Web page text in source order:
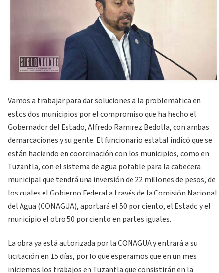
Vamos a trabajar para dar soluciones a la problemática en
estos dos municipios por el compromiso que ha hecho el
Gobernador del Estado, Alfredo Ramírez Bedolla, con ambas
demarcaciones y su gente. El funcionario estatal indicó que se
están haciendo en coordinación con los municipios, como en
Tuzantla, con el sistema de agua potable para la cabecera
municipal que tendrá una inversión de 22 millones de pesos, de
los cuales el Gobierno Federal a través de la Comisión Nacional
del Agua (CONAGUA), aportará el 50 por ciento, el Estado y el
municipio el otro 50 por ciento en partes iguales.
La obra ya está autorizada por la CONAGUA y entrará a su
licitación en 15 días, por lo que esperamos que en un mes
iniciemos los trabajos en Tuzantla que consistirán en la